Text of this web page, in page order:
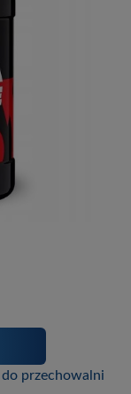
przechowalni